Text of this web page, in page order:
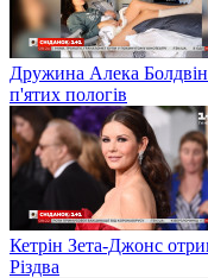
Дружина Алека
п'ятих пологів
Кетрін Зета-Джонс
Різдва